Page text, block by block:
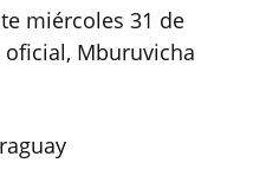
miércoles 31 de
Mburuvicha